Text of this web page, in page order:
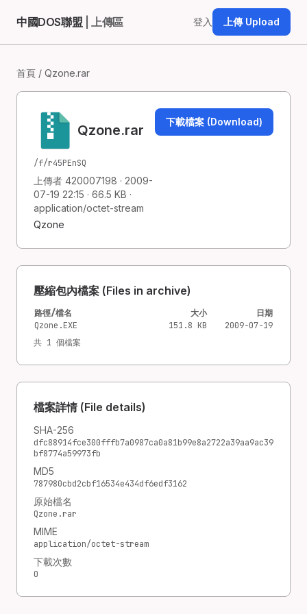
中國DOS聯盟 | 上傳區 登入 上傳 Upload
首頁 / Qzone.rar
Qzone.rar
/f/r45PEnSQ
上傳者 420007198 · 2009-
07-19 22:15 · 66.5 KB ·
application/octet-stream
Qzone
下載檔案 (Download)
壓縮包內檔案 (Files in archive)
路徑/檔名 大小
日期
Qzone.EXE
151.8 KB
2009-07-19
共 1 個檔案
檔案詳情 (File details)
SHA-256
dfc88914fce300fffb7a0987ca0a81b99e8a2722a39aa9ac39
bf8774a59973fb
MD5
787980cbd2cbf16534e434df6edf3162
原始檔名
Qzone.rar
MIME
application/octet-stream
下載次數
0